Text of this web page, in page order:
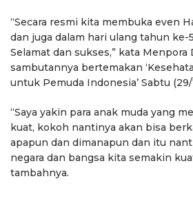
“Secara resmi kita membuka even
dan juga dalam hari ulang tahun ke-
Selamat dan sukses,” kata Menpora
sambutannya bertemakan
untuk Pemuda Indonesia’ Sabtu
“Saya yakin para anak muda yang
kuat, kokoh nantinya akan bisa
apapun dan dimanapun dan itu
negara dan bangsa kita semakin
tambahnya.